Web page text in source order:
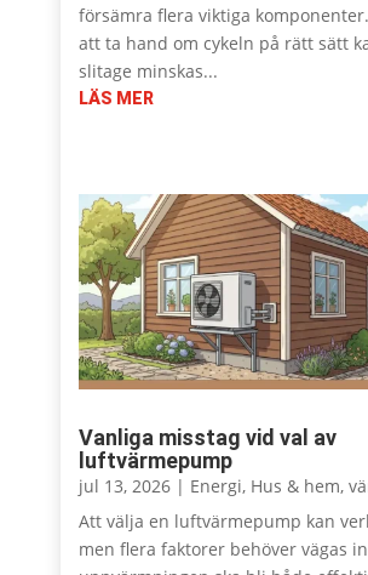
försämra flera viktiga
att ta hand om cykeln på rätt sätt
slitage minskas...
LÄS MER
Vanliga misstag vid val av
luftvärmepump
jul 13, 2026| Energi, Hus & hem,
Att välja en luftvärmepump kan
men flera faktorer behöver vägas